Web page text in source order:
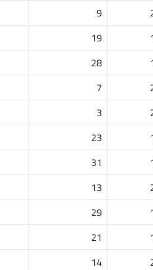
9
19
28
7
3
23
31
13
29
21
14